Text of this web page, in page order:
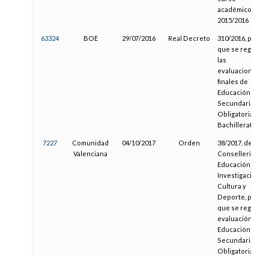
académico
2015/2016
63324 BOE 29/07/2016 Real Decreto
310/2016, por el
que se regulan
las
evaluaciones
finales de
Educación
Secundaria
Obligatoria y de
Bachillerato
7227
Comunidad
Valenciana
04/10/2017 Orden
38/2017, de la
Conselleria de
Educación,
Investigación,
Cultura y
Deporte, por la
que se regula la
evaluación en
Educación
Secundaria
Obligatoria, en